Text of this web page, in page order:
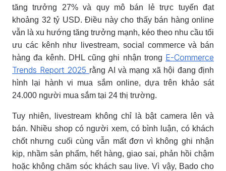
tăng trưởng 27% và quy mô bán lẻ trực tuyến đạt
khoảng 32 tỷ USD. Điều này cho thấy bán hàng online
vẫn là xu hướng tăng trưởng mạnh, kéo theo nhu cầu tối
ưu các kênh như livestream, social commerce và bán
hàng đa kênh. DHL cũng ghi nhận trong E-Commerce
Trends Report 2025 rằng AI và mạng xã hội đang định
hình lại hành vi mua sắm online, dựa trên khảo sát
24.000 người mua sắm tại 24 thị trường.
Tuy nhiên, livestream không chỉ là bật camera lên và
bán. Nhiều shop có người xem, có bình luận, có khách
chốt nhưng cuối cùng vẫn mất đơn vì không ghi nhận
kịp, nhầm sản phẩm, hết hàng, giao sai, phản hồi chậm
hoặc không chăm sóc khách sau live. Vì vậy, Bado cho